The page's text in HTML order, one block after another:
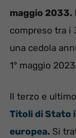
maggio 2033.
compreso tra i
una cedola
1° maggio
Il terzo e
Titoli di Stato
europea. Si